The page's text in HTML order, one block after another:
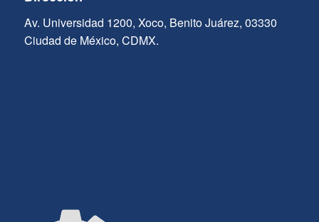
Av. Universidad 1200, Xoco, Benito Juárez, 03330
Ciudad de México, CDMX.